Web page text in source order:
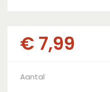
€7,99
Aantal